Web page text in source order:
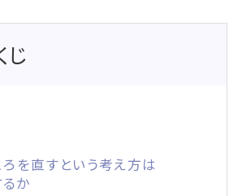
じ
を直すという考え方は
か